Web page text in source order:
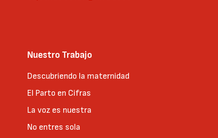
Nuestro Trabajo
Descubriendo la maternidad
El Parto en Cifras
La voz es nuestra
No entres sola